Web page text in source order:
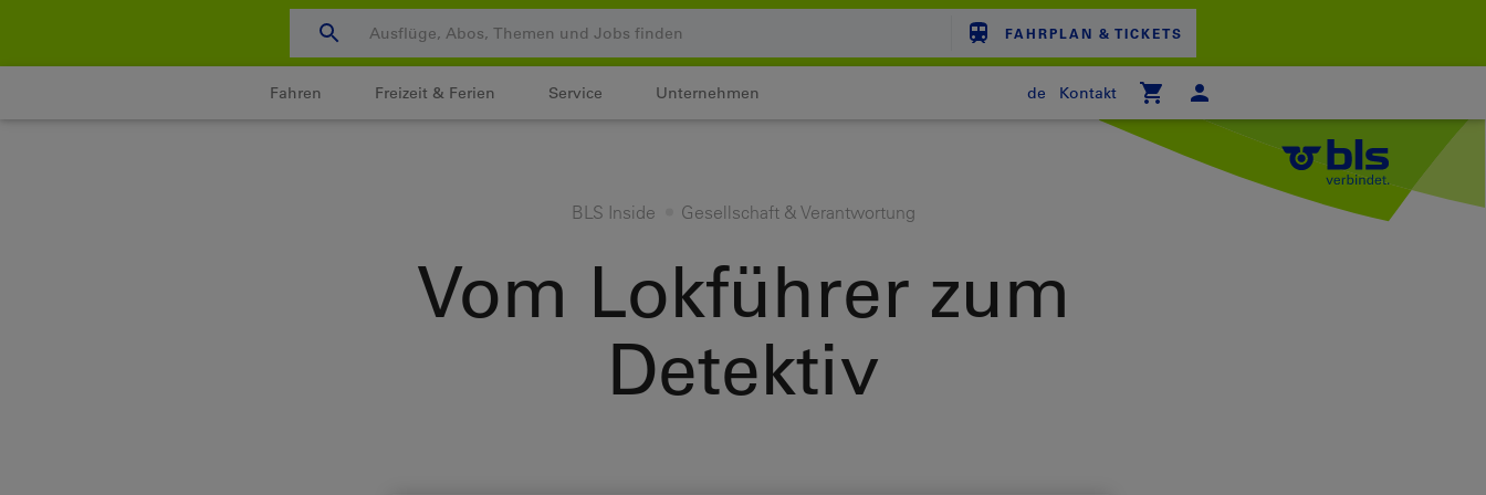
FAHRPLAN & TICKETS
Fahren Freizeit & Ferien Service Unternehmen de
Kontakt
BLS Inside Gesellschaft & Verantwortung
Vom Lokführer zum
Detektiv